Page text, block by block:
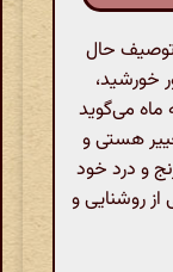
حال
خورشید،
می‌گوید
هستی و
و درد خود
روشنایی و